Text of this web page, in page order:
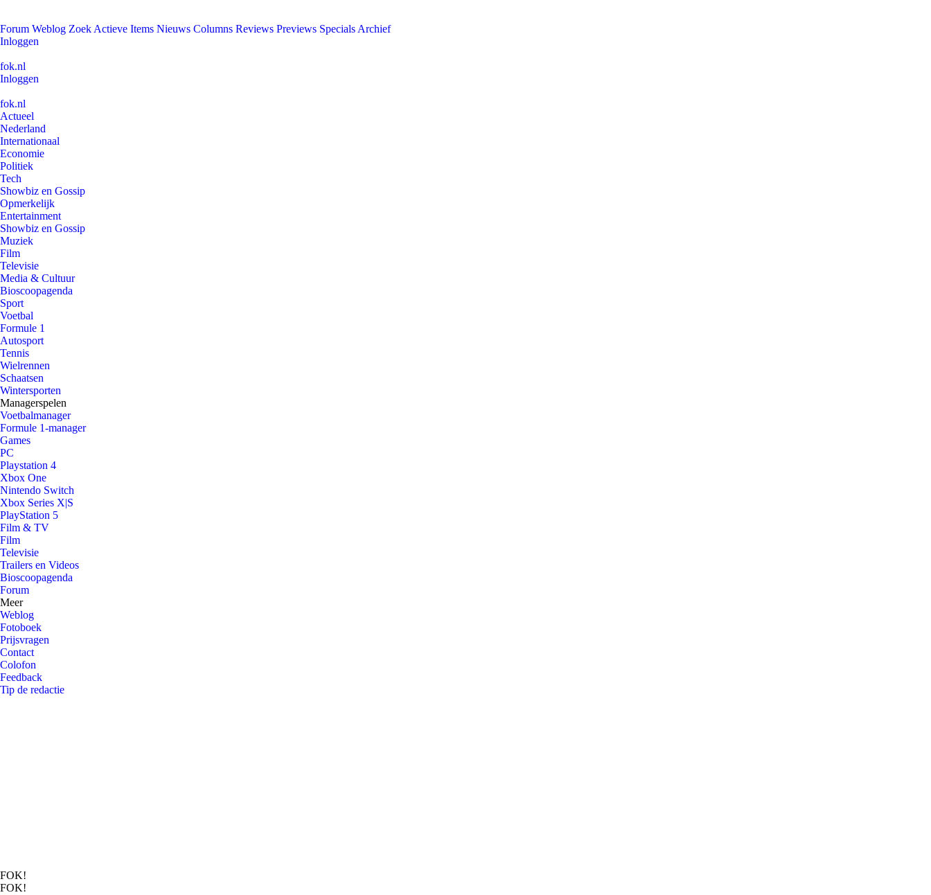
Forum Weblog Zoek Actieve Items Nieuws Columns Reviews Previews Specials Archief
Inloggen
fok.nl
Inloggen
fok.nl
Actueel
Nederland
Internationaal
Economie
Politiek
Tech
Showbiz en Gossip
Opmerkelijk
Entertainment
Showbiz en Gossip
Muziek
Film
Televisie
Media & Cultuur
Bioscoopagenda
Sport
Voetbal
Formule 1
Autosport
Tennis
Wielrennen
Schaatsen
Wintersporten
Managerspelen
Voetbalmanager
Formule 1-manager
Games
PC
Playstation 4
Xbox One
Nintendo Switch
Xbox Series X|S
PlayStation 5
Film & TV
Film
Televisie
Trailers en Videos
Bioscoopagenda
Forum
Meer
Weblog
Fotoboek
Prijsvragen
Contact
Colofon
Feedback
Tip de redactie
FOK!
FOK!